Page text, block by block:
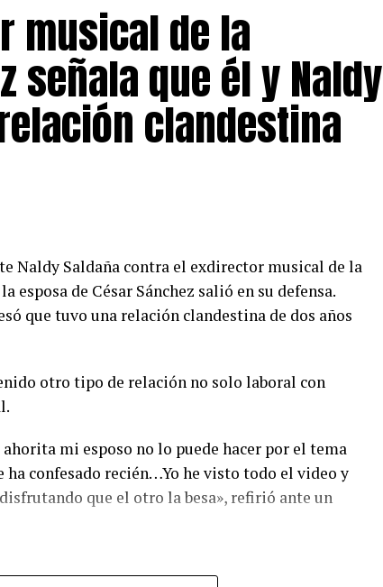
musical de la
señala que él y Naldy
clandestina
Naldy Saldaña contra el exdirector musical de la
esposa de César Sánchez salió en su defensa.
que tuvo una relación clandestina de dos años
otro tipo de relación no solo laboral con
mi esposo no lo puede hacer por el tema
confesado recién…Yo he visto todo el video y
que el otro la besa», refirió ante un